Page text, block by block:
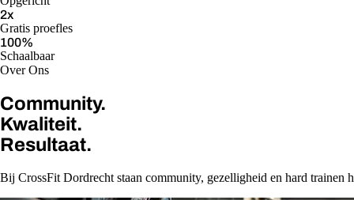
2x
Gratis proefles
100%
Schaalbaar
Over Ons
Community.
Kwaliteit.
Resultaat.
Bij CrossFit Dordrecht staan community, gezelligheid en hard trainen